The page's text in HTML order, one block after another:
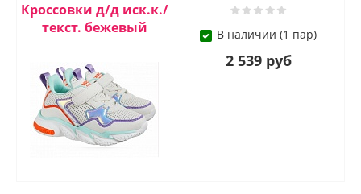
Кроссовки д/д иск.к./
текст. бежевый
В наличии (1 пар)
2 539 руб